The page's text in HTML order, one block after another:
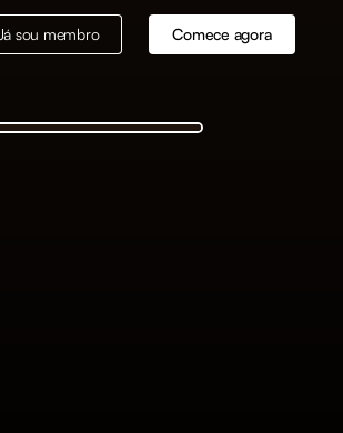
sou membro Comece agora